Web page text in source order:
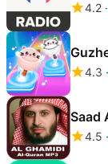
4.2
4.3
Saad
4.5